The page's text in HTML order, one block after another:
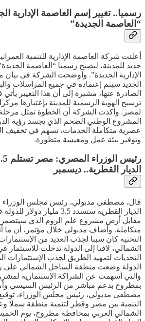
رسميا.. تغيير إسم العاصمة الإدارية
“العاصمة الجديدة”
أعلنت شركة العاصمة الإدارية للتنمية
جديد للمدينة، ليصبح رسميا “العاصمة
الإدارية الجديدة”. وأوضحت الشركة في
الجديد سيتم إعتماده في جميع المراسلات
الصادرة عنها، مشيرة إلى أن هذا التغيير
ترسيخ الهوية الرسمية للمدينة بإعتبارها
لمصر. وأكدت الشركة أن الخطوة تمثل
المشروع الوطني الضخم الذي يجسد رؤية
عصرية متكاملة الخدمات، تسهم في تخفيف
وتوفير بيئة عمل ومعيشة متطورة.
الديار القطرية.. ديسمبر
قال، مصطفى مدبولي، رئيس مجلس
الديار القطرية ستسدد 3.5
مقابل أرض مشروع علم الروم الذي سيتضمن
متكاملة. وأضاف مدبولي خلال مؤتمر، أن ما
التحتية كان سببا لجذب العديد من
الشمالي، لافتا إلى الدولة تدخلت للاستثمار
التحديات لتمهيد الطريق لجذب الإستثمارات
الدولة وضعت منطقة الساحل الشمالي على
والتي أسهمت عن الشراكة الإستثمارية
بمطروح بدعم مباشر من الرئيس السيسي
مصطفى مدبولي، رئيس مجلس الوزراء،
التنمية بين مصر وقطر لتنمية منطقة سملا
الشمالي الغربي بمحافظة مطروح، يوم